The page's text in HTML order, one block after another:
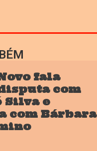
fala
com
Silva e
com Bárbara